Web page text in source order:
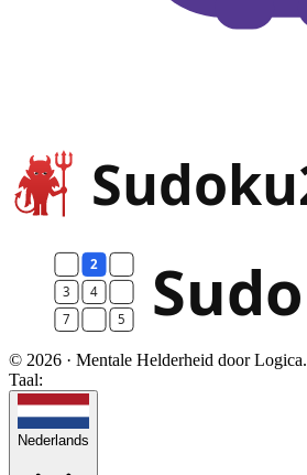
© 2026 · Mentale Helderheid door Logica.
Taal:
Nederlands